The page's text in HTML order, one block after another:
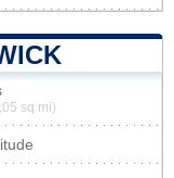
sq mi)